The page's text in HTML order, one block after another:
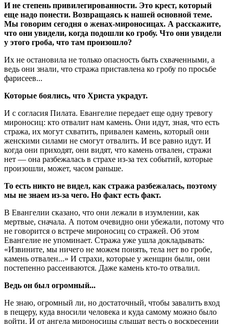
И не степень привилегированности. Это крест, который
еще надо понести. Возвращаясь к нашей основной теме.
Мы говорим сегодня о женах-мироносицах. А расскажите,
что они увидели, когда подошли ко гробу. Что они увидели
у этого гроба, что там произошло?
Их не остановила не только опасность быть схваченными, а
ведь они знали, что стража приставлена ко гробу по просьбе
фарисеев...
Которые боялись, что Христа украдут.
И с согласия Пилата. Евангелие передает еще одну тревогу
мироносиц: кто отвалит нам камень. Они идут, зная, что есть
стража, их могут схватить, привален камень, который они
женскими силами не смогут отвалить. И все равно идут. И
когда они приходят, они видят, что камень отвален, стражи
нет — она разбежалась в страхе из-за тех событий, которые
произошли, может, часом раньше.
То есть никто не видел, как стража разбежалась, поэтому
мы не знаем из-за чего. Но факт есть факт.
В Евангелии сказано, что они лежали в изумлении, как
мертвые, сначала. А потом очевидно они убежали, потому что
не говорится о встрече мироносиц со стражей. Об этом
Евангелие не упоминает. Стража уже ушла докладывать:
«Извините, мы ничего не можем понять, тела нет во гробе,
камень отвален...» И страхи, которые у женщин были, они
постепенно рассеиваются. Даже камень кто-то отвалил.
Ведь он был огромный...
Не знаю, огромный ли, но достаточный, чтобы завалить вход
в пещеру, куда вносили человека и куда самому можно было
войти. И от ангела мироносицы слышат весть о воскресении